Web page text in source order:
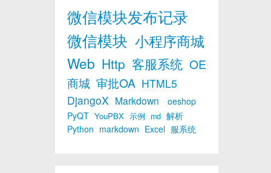
微信模块发布记录
微信模块 小程序商城
Web Http 客服系统 OE
商城 审批OA HTML5
DjangoX Markdown
oeshop
PyQT YouPBX 示例 md 解析
Python markdown Excel 服系统